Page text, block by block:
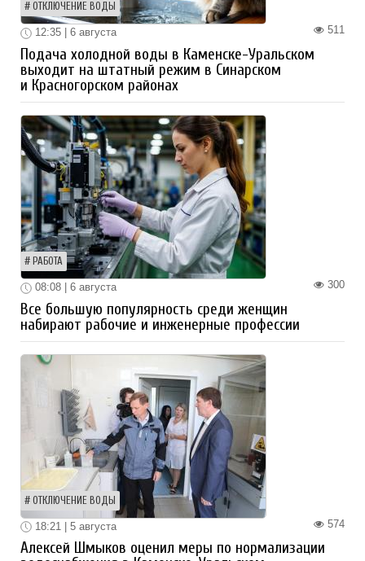
ОТКЛЮЧЕНИЕ ВОДЫ
511
12:35 | 6 августа
Подача холодной воды в Каменске-Уральском
выходит на штатный режим в Синарском
и Красногорском районах
РАБОТА
300
08:08 | 6 августа
Все большую популярность среди женщин
набирают рабочие и инженерные профессии
ОТКЛЮЧЕНИЕ ВОДЫ
574
18:21 | 5 августа
Алексей Шмыков оценил меры по нормализации